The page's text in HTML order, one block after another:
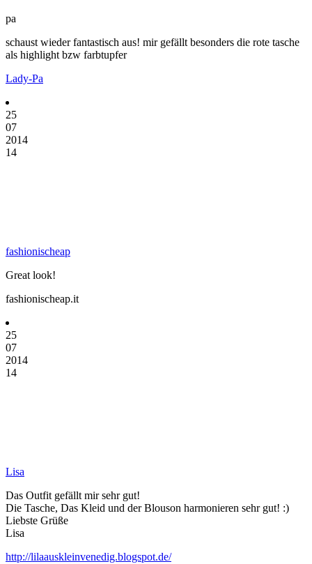
pa
schaust wieder fantastisch aus! mir gefällt besonders die rote tasche
als highlight bzw farbtupfer
Lady-Pa
25
07
2014
14
fashionischeap
Great look!
fashionischeap.it
25
07
2014
14
Lisa
Das Outfit gefällt mir sehr gut!
Die Tasche, Das Kleid und der Blouson harmonieren sehr gut! :)
Liebste Grüße
Lisa
http://lilaauskleinvenedig.blogspot.de/